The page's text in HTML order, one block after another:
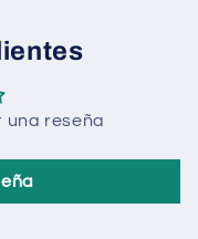
una reseña